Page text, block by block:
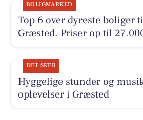
BOLIGMARKED
Top 6 over dyreste boliger
Græsted. Priser op til
DET SKER
Hyggelige stunder og
oplevelser i Græsted